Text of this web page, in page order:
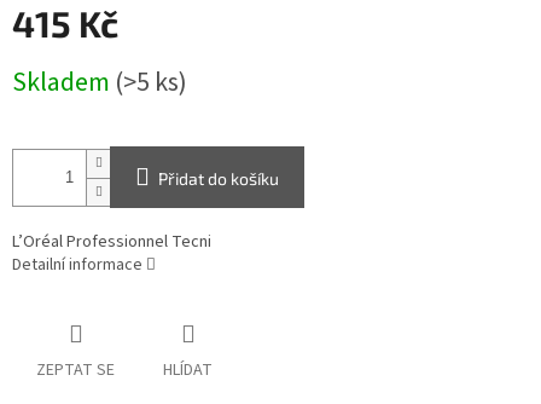
415 Kč
cena:
Skladem (>5 ks)
Přidat do košíku
L’Oréal Professionnel Tecni
Detailní informace
ZEPTAT SE HLÍDAT